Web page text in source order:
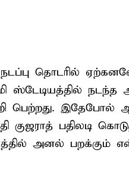
தொடரில்
ஸ்டேடியத்தில்
பெற்றது. இதேபோல்
குஜராத் பதிலடி
அனல் பறக்கும்